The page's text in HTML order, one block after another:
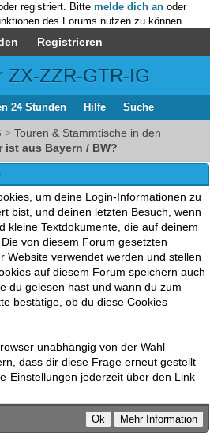
registriert. Bitte melde dich anoder
des Forums nutzen zu können...
Registrieren
ZX-ZZR-GTR-IG
24 Stunden Hilfe Suche
> Touren & Stammtische in den
ist aus Bayern / BW?
um deine Login-Informationen zu
bist, und deinen letzten Besuch, wenn
kleine Textdokumente, die auf deinem
von diesem Forum gesetzten
Website verwendet werden und stellen
auf diesem Forum speichern auch
du gelesen hast und wann du zum
bestätige, ob du diese Cookies
unabhängig von der Wahl
dass dir diese Frage erneut gestellt
Einstellungen jederzeit über den Link